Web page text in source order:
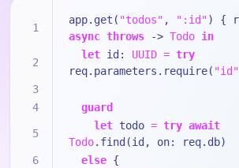
app.get( "todos" , ":id"
async throws -> Todo in
let id: UUID = try
req.parameters.require( "id"
guard
let todo = try await
Todo.find(id, on: req.db)
else {